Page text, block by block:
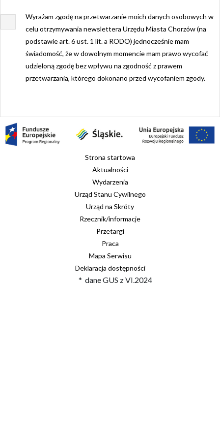
Wyrażam zgodę na przetwarzanie moich danych osobowych w
celu otrzymywania newslettera Urzędu Miasta Chorzów (na
podstawie art. 6 ust. 1 lit. a RODO) jednocześnie mam
świadomość, że w dowolnym momencie mam prawo wycofać
udzieloną zgodę bez wpływu na zgodność z prawem
przetwarzania, którego dokonano przed wycofaniem zgody.
Strona startowa
Aktualności
Wydarzenia
Urząd Stanu Cywilnego
Urząd na Skróty
Rzecznik/informacje
Przetargi
Praca
Mapa Serwisu
Deklaracja dostępności
* dane GUS z VI.2024